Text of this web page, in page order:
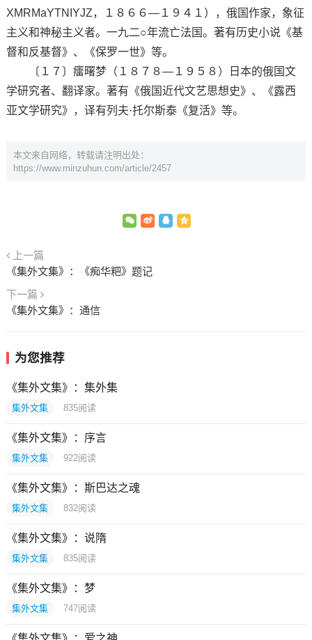
XMRMaYTNIYJZ，１８６６—１９４１），俄国作家，象征
主义和神秘主义者。一九二○年流亡法国。著有历史小说《基
督和反基督》、《保罗一世》等。
〔１７〕癗曙梦（１８７８—１９５８）日本的俄国文
学研究者、翻译家。著有《俄国近代文艺思想史》、《露西
亚文学研究》，译有列夫·托尔斯泰《复活》等。
本文来自网络，转载请注明出处：
https://www.minzuhun.com/article/2457
上一篇
《集外文集》：《痴华粑》题记
下一篇
《集外文集》：通信
为您推荐
《集外文集》：集外集
集外文集 835阅读
《集外文集》：序言
集外文集 922阅读
《集外文集》：斯巴达之魂
集外文集 832阅读
《集外文集》：说隋
集外文集 835阅读
《集外文集》：梦
集外文集 747阅读